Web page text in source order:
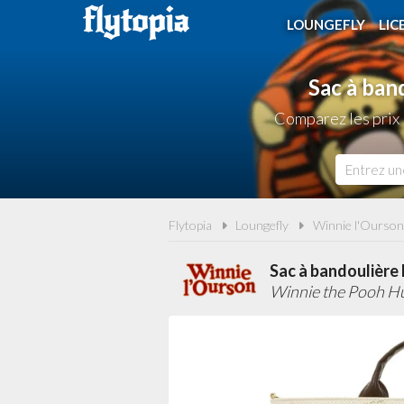
LOUNGEFLY
Sac à
Comparez les
Flytopia Loungefly Winnie
Sac à
Winnie the Pooh